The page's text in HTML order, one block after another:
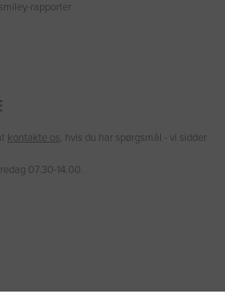
rapporter
kontakte os, hvis du har spørgsmål - vi sidder
07.30-14.00.